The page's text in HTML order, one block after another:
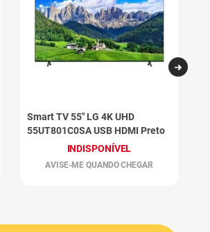
Smart TV 55" LG 4K UHD
55UT801C0SA USB HDMI Preto
INDISPONÍVEL
AVISE-ME QUANDO CHEGAR